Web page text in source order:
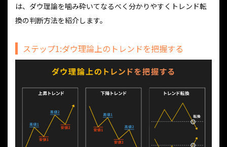
は、ダウ理論を噛み砕いてなるべく分かりやすくトレンド転
換の判断方法を紹介します。
ステップ1:ダウ理論上のトレンドを把握する